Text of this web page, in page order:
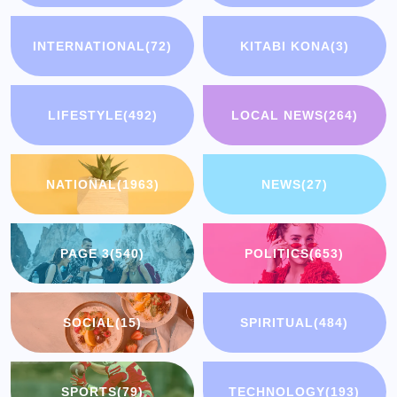
INTERNATIONAL(72) KITABI KONA(3)
LIFESTYLE(492) LOCAL NEWS(264)
NATIONAL(1963) NEWS(27)
PAGE 3(540) POLITICS(653)
SOCIAL(15) SPIRITUAL(484)
SPORTS(79) TECHNOLOGY(193)